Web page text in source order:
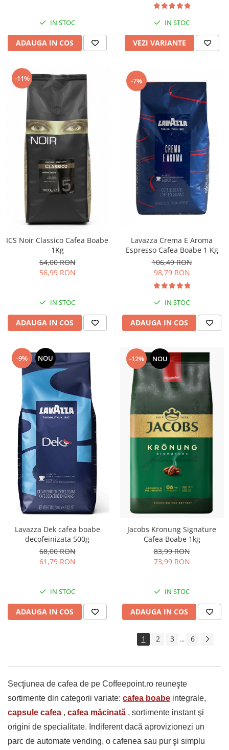
IN STOC
ADAUGA IN COS
IN STOC
VEZI VARIANTE
-11%
ICS Noir Classico Cafea Boabe
1Kg
64,00 RON
56,99 RON
IN STOC
ADAUGA IN COS
-7%
Lavazza Crema E Aroma
Espresso Cafea Boabe 1 Kg
106,49 RON
98,79 RON
IN STOC
ADAUGA IN COS
-9% NOU
Lavazza Dek cafea boabe
decofeinizata 500g
68,00 RON
61,79 RON
IN STOC
ADAUGA IN COS
-12% NOU
Jacobs Kronung Signature
Cafea Boabe 1kg
83,99 RON
73,99 RON
IN STOC
ADAUGA IN COS
1 2 3 ... 6
Secţiunea de cafea de pe Coffeepoint.ro reuneşte
sortimente din categorii variate: cafea boabe integrale,
capsule cafea , cafea măcinată , sortimente instant şi
origini de specialitate. Indiferent dacă aprovizionezi un
parc de automate vending, o cafenea sau pur şi simplu